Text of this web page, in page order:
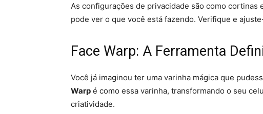
As configurações de privacidade são como cortinas
pode ver o que você está fazendo. Verifique e
Face Warp: A Ferramenta
Você já imaginou ter uma varinha mágica que
Warp é como essa varinha, transformando o seu
criatividade.